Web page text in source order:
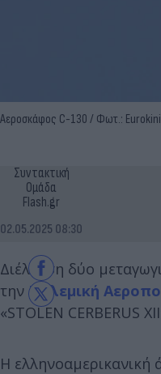
Αεροσκάφος C-130 / Φωτ.:
Συντακτική
Ομάδα
Flash.gr
02.05.2025 08:30
Διέλευση δύο
την Πολεμική
«STOLEN CERBERUS
Η ελληνοαμερικανική